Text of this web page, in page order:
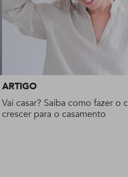
ARTIGO
Vai casar? Saiba como fazer o
crescer para o casamento